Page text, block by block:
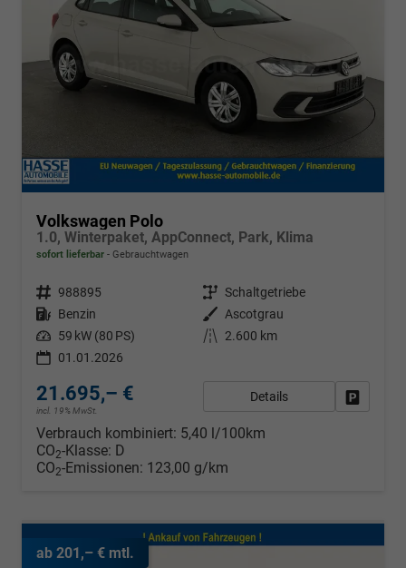
Volkswagen Polo
1.0, Winterpaket, AppConnect, Park, Klima
sofort lieferbar Gebrauchtwagen
Fahrzeugnr. 988895 Getriebe Schaltgetriebe
Kraftstoff Benzin Außenfarbe
Ascotgrau
Leistung 59 kW (80 PS) Kilometerstand
2.600 km
01.01.2026
21.695,– €
incl. 19% MwSt.
Details
Verbrauch kombiniert: 5,40 l/100km
CO2-Klasse: D
CO2-Emissionen: 123,00 g/km
ab 201,– € mtl.